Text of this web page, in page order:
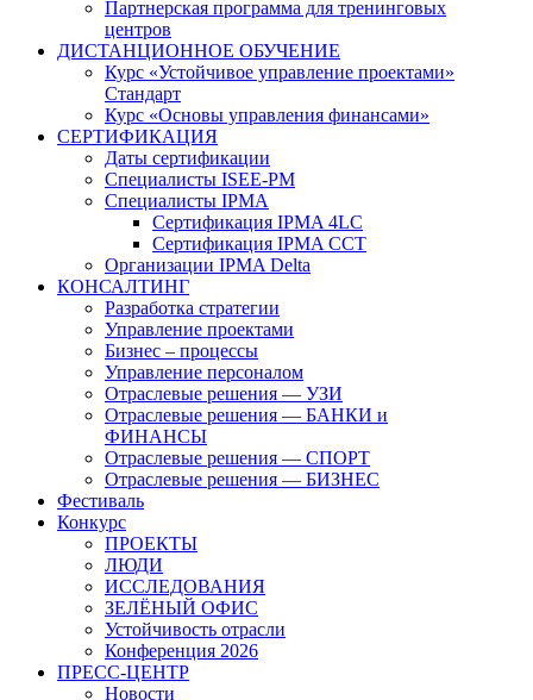
Партнерская программа для тренинговых
центров
ДИСТАНЦИОННОЕ ОБУЧЕНИЕ
Курс «Устойчивое управление проектами»
Стандарт
Курс «Основы управления финансами»
СЕРТИФИКАЦИЯ
Даты сертификации
Специалисты ISEE-PM
Специалисты IPMA
Сертификация IPMA 4LC
Сертификация IPMA CCT
Организации IPMA Delta
КОНСАЛТИНГ
Разработка стратегии
Управление проектами
Бизнес – процессы
Управление персоналом
Отраслевые решения — УЗИ
Отраслевые решения — БАНКИ и
ФИНАНСЫ
Отраслевые решения — СПОРТ
Отраслевые решения — БИЗНЕС
Фестиваль
Конкурс
ПРОЕКТЫ
ЛЮДИ
ИССЛЕДОВАНИЯ
ЗЕЛЁНЫЙ ОФИС
Устойчивость отрасли
Конференция 2026
ПРЕСС-ЦЕНТР
Новости